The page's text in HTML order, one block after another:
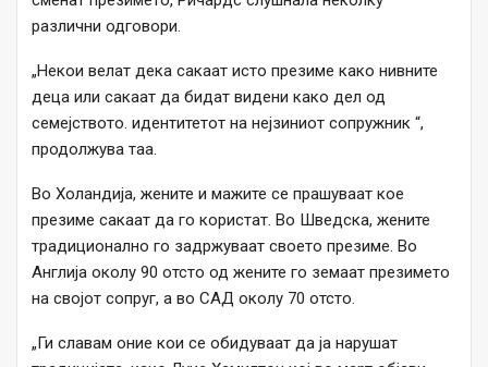
различни одговори.
„Некои велат дека сакаат исто презиме како нивните
деца или сакаат да бидат видени како дел од
семејството. идентитетот на нејзиниот сопружник “,
продолжува таа.
Во Холандија, жените и мажите се прашуваат кое
презиме сакаат да го користат. Во Шведска, жените
традиционално го задржуваат своето презиме. Во
Англија околу 90 отсто од жените го земаат презимето
на својот сопруг, а во САД околу 70 отсто.
„Ги славам оние кои се обидуваат да ја нарушат